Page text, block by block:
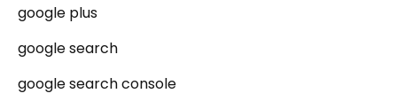
google plus
google search
google search console